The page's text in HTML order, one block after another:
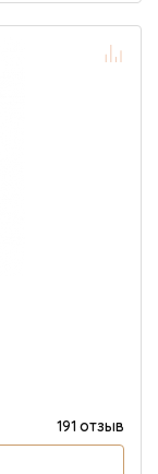
191 отзыв